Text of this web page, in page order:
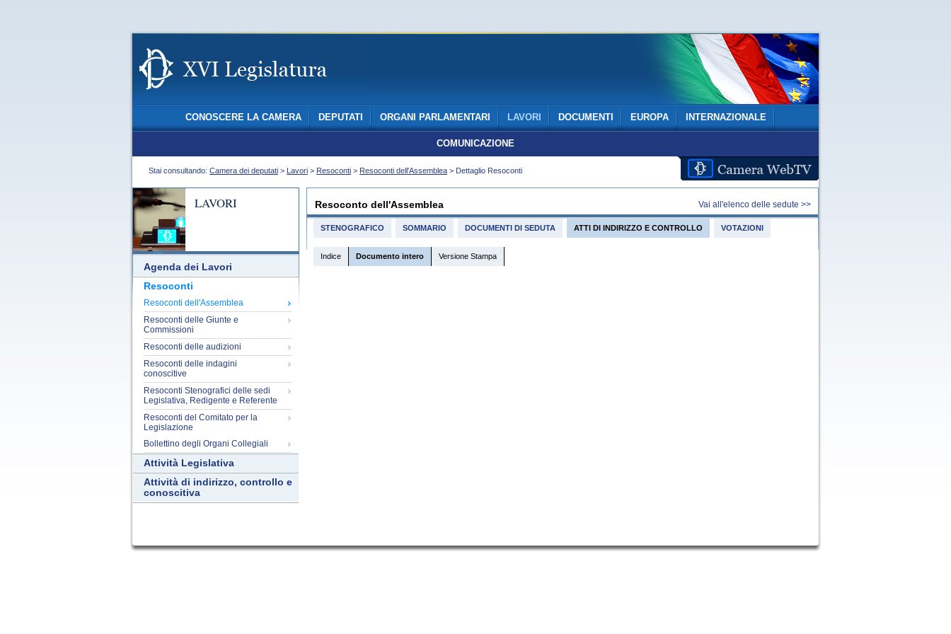
CONOSCERE LA CAMERA DEPUTATI ORGANI PARLAMENTARI LAVORI DOCUMENTI EUROPA INTERNAZIONALE
COMUNICAZIONE
Stai consultando: Camera dei deputati > Lavori > Resoconti > Resoconti dell'Assemblea > Dettaglio Resoconti
LAVORI
Agenda dei Lavori
Resoconti
Resoconti dell'Assemblea
Resoconti delle Giunte e
Commissioni
Resoconti delle audizioni
Resoconti delle indagini
conoscitive
Resoconti Stenografici delle sedi
Legislativa, Redigente e Referente
Resoconti del Comitato per la
Legislazione
Bollettino degli Organi Collegiali
Attività Legislativa
Attività di indirizzo, controllo e
conoscitiva
Resoconto dell'Assemblea Vai all'elenco delle sedute >>
STENOGRAFICO SOMMARIO DOCUMENTI DI SEDUTA ATTI DI INDIRIZZO E CONTROLLO VOTAZIONI
Indice Documento intero Versione Stampa